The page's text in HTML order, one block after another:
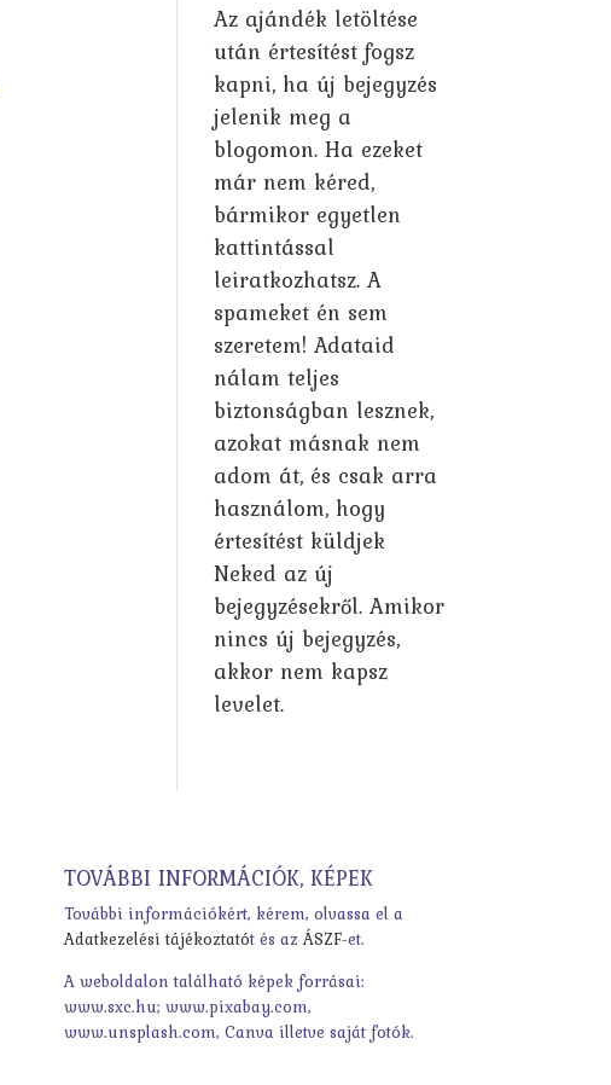
Az ajándék letöltése
után értesítést fogsz
kapni, ha új bejegyzés
jelenik meg a
blogomon. Ha ezeket
már nem kéred,
bármikor egyetlen
kattintással
leiratkozhatsz. A
spameket én sem
szeretem! Adataid
nálam teljes
biztonságban lesznek,
azokat másnak nem
adom át, és csak arra
használom, hogy
értesítést küldjek
Neked az új
bejegyzésekről. Amikor
nincs új bejegyzés,
akkor nem kapsz
levelet.
TOVÁBBI INFORMÁCIÓK, KÉPEK
További információkért, kérem, olvassa el a
Adatkezelési tájékoztatót és azÁSZF-et.
A weboldalon található képek forrásai:
www.sxc.hu; www.pixabay.com,
www.unsplash.com, Canva illetve saját fotók.